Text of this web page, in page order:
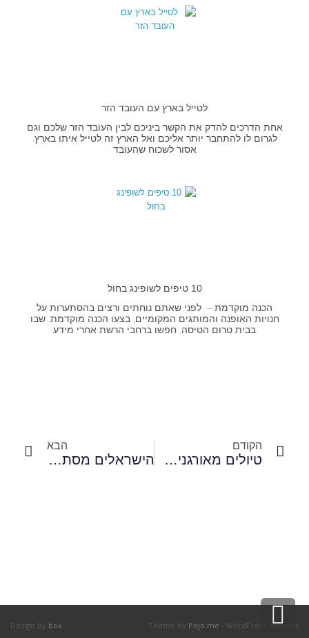
לטייל בארץ עם העובד הזר
אחת הדרכים להדק את הקשר ביניכם לבין העובד הזר שלכם וגם
לגרום לו להתחבר יותר אליכם ואל הארץ זה לטייל איתו בארץ.
אסור לשכוח שהעובד
10 טיפים לשופינג בחול
הכנה מוקדמת – לפני שאתם נוחתים ורצים בהסתערות על
חנויות האופנה והמותגים המקומיים, בצעו הכנה מוקדמת. שבו
בבית טרום הטיסה. חפשו ברחבי הרשת אחרי מידע
הקודם
טיולים מאורגנים הם פתרון מושלם למפונקים
הבא
הישראלים מסתערים על בלגרד
Theme by Pojo.me - WordPress Themes
Design by box
גלילה